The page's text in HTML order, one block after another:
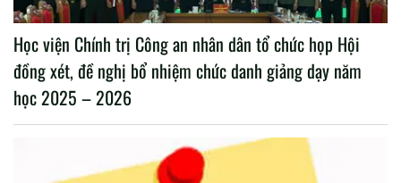
Học viện Chính trị Công an nhân dân tổ chức họp Hội
đồng xét, đề nghị bổ nhiệm chức danh giảng dạy năm
học 2025 – 2026